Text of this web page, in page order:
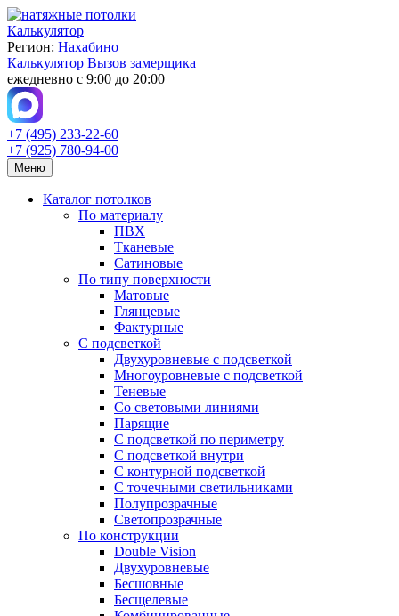
Калькулятор
Регион: Нахабино
Калькулятор Вызов замерщика
ежедневно с 9:00 до 20:00
+7 (495) 233-22-60
+7 (925) 780-94-00
Меню
Каталог потолков
По материалу
ПВХ
Тканевые
Сатиновые
По типу поверхности
Матовые
Глянцевые
Фактурные
С подсветкой
Двухуровневые с подсветкой
Многоуровневые с подсветкой
Теневые
Со световыми линиями
Парящие
С подсветкой по периметру
С подсветкой внутри
С контурной подсветкой
С точечными светильниками
Полупрозрачные
Светопрозрачные
По конструкции
Double Vision
Двухуровневые
Бесшовные
Бесщелевые